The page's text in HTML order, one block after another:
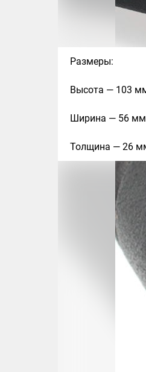
Размеры:
Высота — 103
Ширина — 56
Толщина — 26